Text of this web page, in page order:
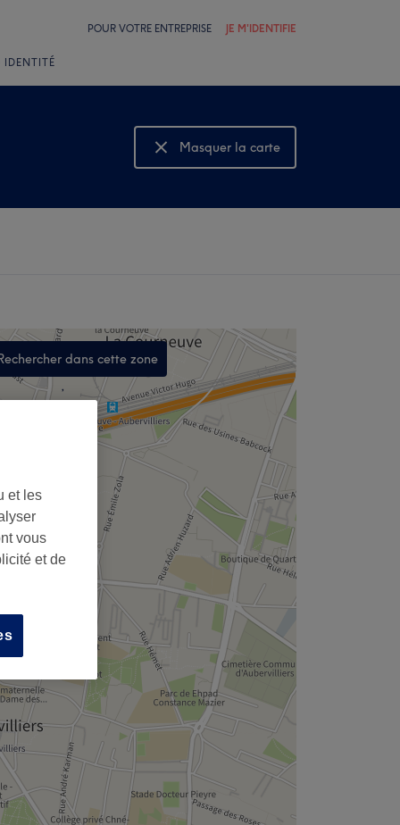
POUR VOTRE ENTREPRISE JE M'IDENTIFIE
IDENTITÉ
Masquer la carte
Montrer la carte
dans cette zone
,
et les
vous
et de